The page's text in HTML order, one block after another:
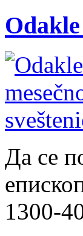
Да се
1300-